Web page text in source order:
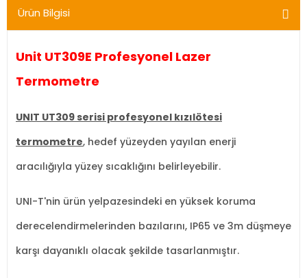
Ürün Bilgisi
Unit UT309E Profesyonel Lazer
Termometre
UNIT UT309 serisi profesyonel kızılötesi
termometre, hedef yüzeyden yayılan enerji
aracılığıyla yüzey sıcaklığını belirleyebilir.
UNI-T'nin ürün yelpazesindeki en yüksek koruma
derecelendirmelerinden bazılarını, IP65 ve 3m düşmeye
karşı dayanıklı olacak şekilde tasarlanmıştır.